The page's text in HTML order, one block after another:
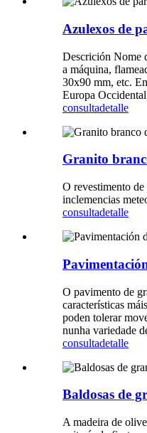
Azulexos de
Descrición Nome
a máquina,
30x90 mm, etc.
Europa
consultadetalle
Granito
O revestimento de
inclemencias
consultadetalle
O pavimento de
características
poden tolerar
nunha variedade
consultadetalle
Baldosas de
A madeira de